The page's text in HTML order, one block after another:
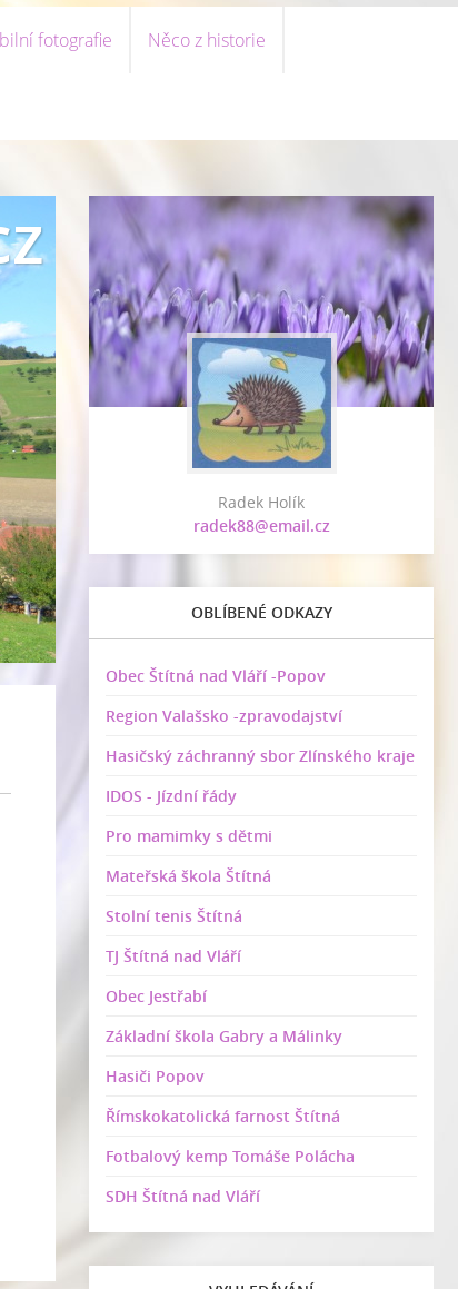
fotografie Něco z historie
Radek Holík
radek88@email.cz
OBLÍBENÉ ODKAZY
Obec Štítná nad Vláří -Popov
Region Valašsko -zpravodajství
Hasičský záchranný sbor Zlínského kraje
IDOS - Jízdní řády
Pro mamimky s dětmi
Mateřská škola Štítná
Stolní tenis Štítná
TJ Štítná nad Vláří
Obec Jestřabí
Základní škola Gabry a Málinky
Hasiči Popov
Římskokatolická farnost Štítná
Fotbalový kemp Tomáše Polácha
SDH Štítná nad Vláří